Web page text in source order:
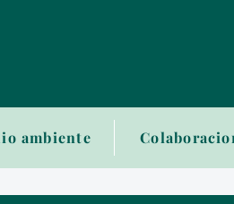
ambiente